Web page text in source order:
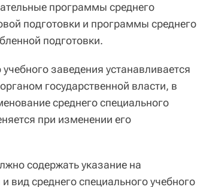
программы среднего
подготовки и программы среднего
подготовки.
заведения устанавливается
государственной власти, в
среднего специального
при изменении его
содержать указание на
среднего специального учебного